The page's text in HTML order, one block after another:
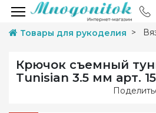
Товары для рукоделия
Крючок съемный
Tunisian 3.5 мм арт.